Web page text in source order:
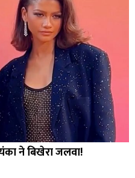
ने बिखेरा जलवा!